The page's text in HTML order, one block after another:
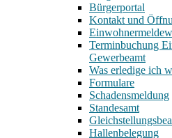
Bürgerportal
Kontakt und
Terminbuchung
Gewerbeamt
Was erledige ich
Formulare
Schadensmeldung
Standesamt
Hallenbelegung